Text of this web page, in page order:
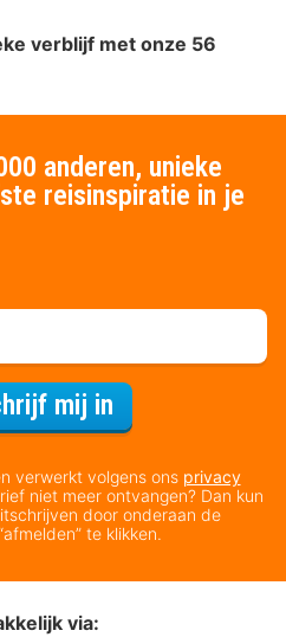
verblijf met onze 56
anderen, unieke
reisinspiratie in je
mij in
verwerkt volgens ons privacy
niet meer ontvangen? Dan kun
door onderaan de
te klikken.
via: